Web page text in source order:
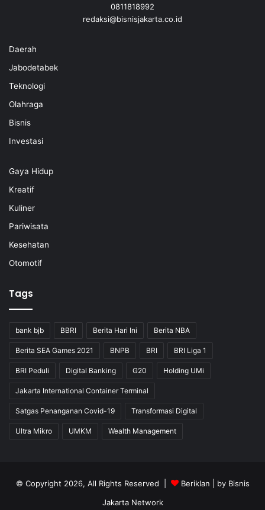
0811818992
redaksi@bisnisjakarta.co.id
Daerah
Jabodetabek
Teknologi
Olahraga
Bisnis
Investasi
Gaya Hidup
Kreatif
Kuliner
Pariwisata
Kesehatan
Otomotif
Tags
bank bjb BBRI Berita Hari Ini Berita NBA
Berita SEA Games 2021 BNPB BRI BRI Liga 1
BRI Peduli Digital Banking G20 Holding UMi
Jakarta International Container Terminal
Satgas Penanganan Covid-19 Transformasi Digital
Ultra Mikro UMKM Wealth Management
© Copyright 2026, All Rights Reserved | Beriklan | by Bisnis
Jakarta Network